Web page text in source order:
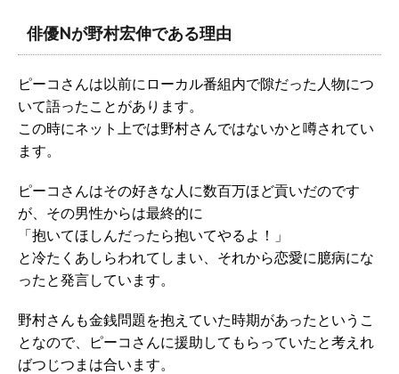
俳優Nが野村宏伸である理由
ピーコさんは以前にローカル番組内で隙だった人物につ
いて語ったことがあります。
この時にネット上では野村さんではないかと噂されてい
ます。
ピーコさんはその好きな人に数百万ほど貢いだのです
が、その男性からは最終的に
「抱いてほしんだったら抱いてやるよ！」
と冷たくあしらわれてしまい、それから恋愛に臆病にな
ったと発言しています。
野村さんも金銭問題を抱えていた時期があったというこ
となので、ピーコさんに援助してもらっていたと考えれ
ばつじつまは合います。